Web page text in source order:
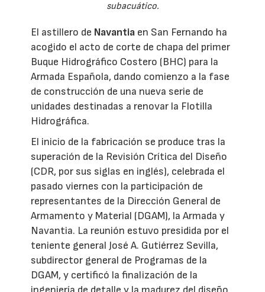
subacuático.
El astillero de Navantia en San Fernando ha
acogido el acto de corte de chapa del primer
Buque Hidrográfico Costero (BHC) para la
Armada Española, dando comienzo a la fase
de construcción de una nueva serie de
unidades destinadas a renovar la Flotilla
Hidrográfica.
El inicio de la fabricación se produce tras la
superación de la Revisión Crítica del Diseño
(CDR, por sus siglas en inglés), celebrada el
pasado viernes con la participación de
representantes de la Dirección General de
Armamento y Material (DGAM), la Armada y
Navantia. La reunión estuvo presidida por el
teniente general José A. Gutiérrez Sevilla,
subdirector general de Programas de la
DGAM, y certificó la finalización de la